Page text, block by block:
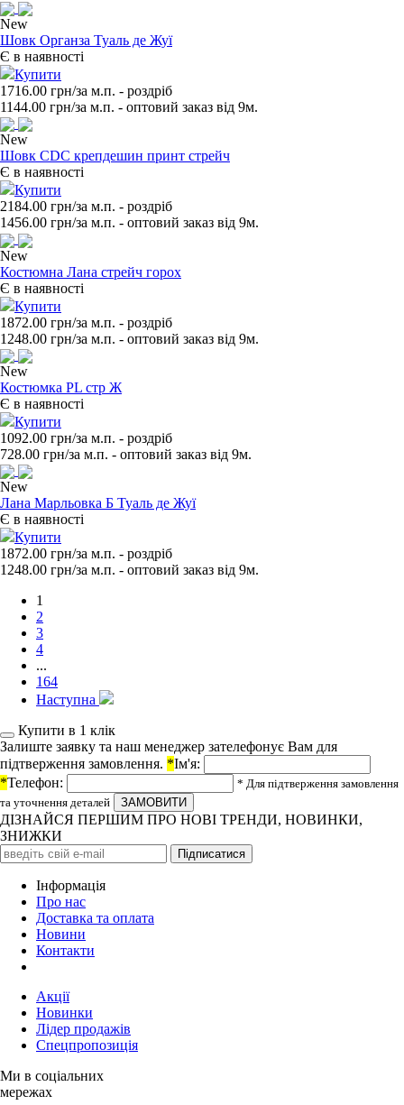
New
Шовк Органза Туаль де Жуї
Є в наявності
Купити
1716.00 грн/за м.п. - роздрiб
1144.00 грн/за м.п. - оптовий заказ вiд 9м.
New
Шовк CDC крепдешин принт стрейч
Є в наявності
Купити
2184.00 грн/за м.п. - роздрiб
1456.00 грн/за м.п. - оптовий заказ вiд 9м.
New
Костюмна Лана стрейч горох
Є в наявності
Купити
1872.00 грн/за м.п. - роздрiб
1248.00 грн/за м.п. - оптовий заказ вiд 9м.
New
Костюмка PL стр Ж
Є в наявності
Купити
1092.00 грн/за м.п. - роздрiб
728.00 грн/за м.п. - оптовий заказ вiд 9м.
New
Лана Марльовка Б Туаль де Жуї
Є в наявності
Купити
1872.00 грн/за м.п. - роздрiб
1248.00 грн/за м.п. - оптовий заказ вiд 9м.
1
2
3
4
...
164
Наступна
Купити в 1 клiк
Залиште заявку та наш менеджер зателефонує Вам для
підтверження замовлення. *Ім'я:
*Телефон:
* Для підтверження замовлення
та уточнення деталей
ДІЗНАЙСЯ ПЕРШИМ ПРО НОВІ ТРЕНДИ, НОВИНКИ,
ЗНИЖКИ
Iнформація
Про нас
Доставка та оплата
Новини
Контакти
Акції
Новинки
Лідер продажів
Спецпропозиція
Ми в соціальних
мережах